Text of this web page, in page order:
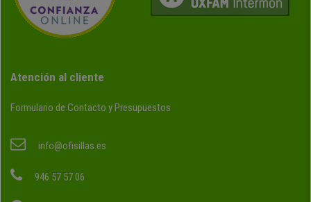
Atención al cliente
Formulario de Contacto y Presupuestos
info@ofisillas.es
946 57 57 06